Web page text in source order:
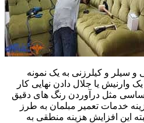
و سیلر و کیلرزنی به یک نمونه
وارنیش یا جلال دادن نهایی کار
مثل درآوردن رنگ های دقیق
خدمات تعمیر مبلمان به طرز
این افزایش هزینه منطقی به